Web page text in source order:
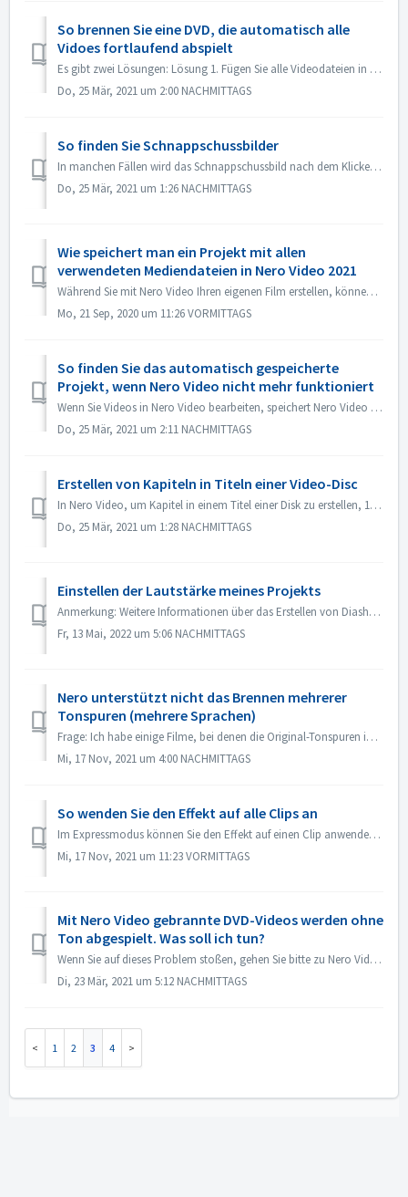
So brennen Sie eine DVD, die automatisch alle
Vidoes fortlaufend abspielt
Es gibt zwei Lösungen: Lösung 1. Fügen Sie alle Videodateien in einen Titel ein. Importieren Sie im Bearbeitungsbildschirm alle Videodateien, die Sie autom...
Do, 25 Mär, 2021 um 2:00 NACHMITTAGS
So finden Sie Schnappschussbilder
In manchen Fällen wird das Schnappschussbild nach dem Klicken auf die Schaltfläche "Snapshot" nicht unter "Meine Medien" angezeigt. Sie ...
Do, 25 Mär, 2021 um 1:26 NACHMITTAGS
Wie speichert man ein Projekt mit allen
verwendeten Mediendateien in Nero Video 2021
Während Sie mit Nero Video Ihren eigenen Film erstellen, können Sie mit Nero Video Ihre eigenen Mediendateien wie Video, Musik oder Bilder aus verschiedenen...
Mo, 21 Sep, 2020 um 11:26 VORMITTAGS
So finden Sie das automatisch gespeicherte
Projekt, wenn Nero Video nicht mehr funktioniert
Wenn Sie Videos in Nero Video bearbeiten, speichert Nero Video Ihr Projekt automatisch im Hintergrund. Wenn Nero Video aufhört zu arbeiten, bevor Sie Ihr P...
Do, 25 Mär, 2021 um 2:11 NACHMITTAGS
Erstellen von Kapiteln in Titeln einer Video-Disc
In Nero Video, um Kapitel in einem Titel einer Disk zu erstellen, 1. Wählen Sie im Bildschirm Inhalt den Titel aus. 2. Bewegen Sie unter der Vorschau des Ti...
Do, 25 Mär, 2021 um 1:28 NACHMITTAGS
Einstellen der Lautstärke meines Projekts
Anmerkung: Weitere Informationen über das Erstellen von Diashows mit Musik finden Sie unter folgendem Link: Erstellen von Diashows mit Musik In der erweite...
Fr, 13 Mai, 2022 um 5:06 NACHMITTAGS
Nero unterstützt nicht das Brennen mehrerer
Tonspuren (mehrere Sprachen)
Frage: Ich habe einige Filme, bei denen die Original-Tonspuren in 2 Sprachen enthalten sind (Deutsch und Englisch）. Ich schaffe es aber nicht, die 2. Tonspu...
Mi, 17 Nov, 2021 um 4:00 NACHMITTAGS
So wenden Sie den Effekt auf alle Clips an
Im Expressmodus können Sie den Effekt auf einen Clip anwenden, dann öffnen Sie die "Express-Effektsteuerung" und aktivieren "Auf alle Clips o...
Mi, 17 Nov, 2021 um 11:23 VORMITTAGS
Mit Nero Video gebrannte DVD-Videos werden ohne
Ton abgespielt. Was soll ich tun?
Wenn Sie auf dieses Problem stoßen, gehen Sie bitte zu Nero Video und sehen Sie sich Ihr Quellprojekt an. Vergewissern Sie sich vor dem Brennen, dass der To...
Di, 23 Mär, 2021 um 5:12 NACHMITTAGS
1 2 3 4